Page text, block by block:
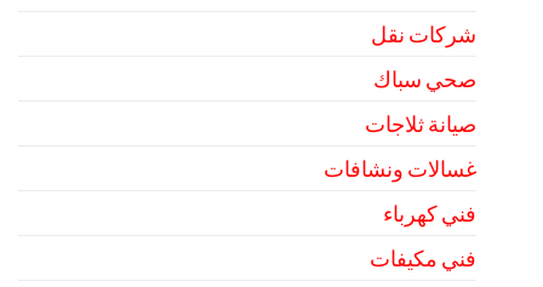
شركات نقل
صحي سباك
صيانة ثلاجات
غسالات ونشافات
فني كهرباء
فني مكيفات